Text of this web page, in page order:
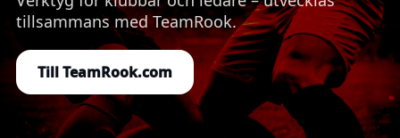
tillsammans med TeamRook.
Till TeamRook.com